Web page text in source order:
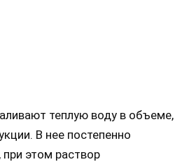
теплую воду в объеме,
В нее постепенно
этом раствор